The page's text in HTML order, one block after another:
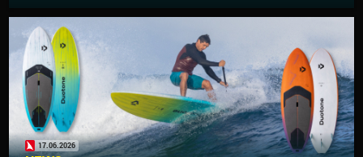
17.06.2026